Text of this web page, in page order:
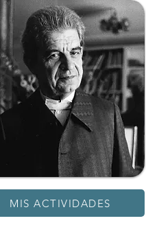
MIS ACTIVIDADES